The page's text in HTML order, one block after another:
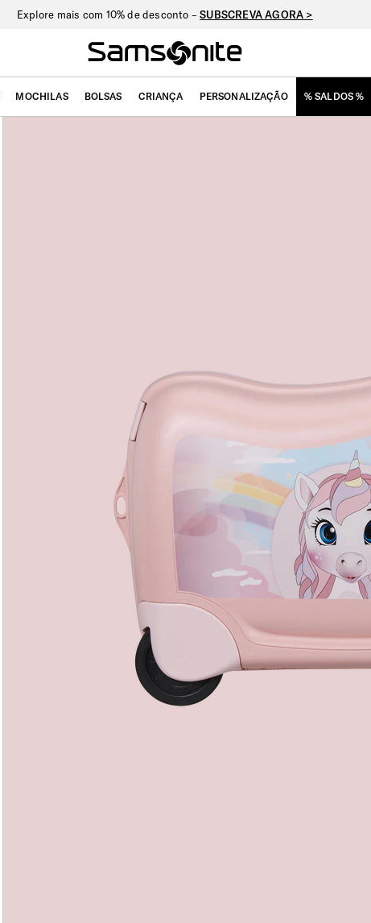
Explore mais com 10% de desconto –SUBSCREVA AGORA >
MOCHILAS BOLSAS CRIANÇA PERSONALIZAÇÃO % SALDOS %